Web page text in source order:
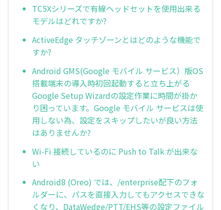
TC5Xシリーズで有線ヘッドセットを使用出来る
モデルはどれですか?
ActiveEdge タッチゾーンとはどのような機能で
すか?
Android GMS(Google モバイル サービス）版OS
搭載端末の導入時初回起動すると立ち上がる
Google Setup Wizardの設定作業に時間が掛か
り困っています。Google モバイル サービスは使
用しない為、設定をスキップしたいが良い方法
はありませんか?
Wi-Fi 接続しているのに Push to Talk が出来な
い
Android8 (Oreo) では、/enterprise配下のフォ
ルダーに、パスを直接入力してもアクセスできな
くなり、DataWedge/PTT/EHS等の設定ファイル